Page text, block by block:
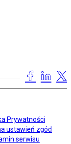
Prywatności
ustawień zgód
serwisu